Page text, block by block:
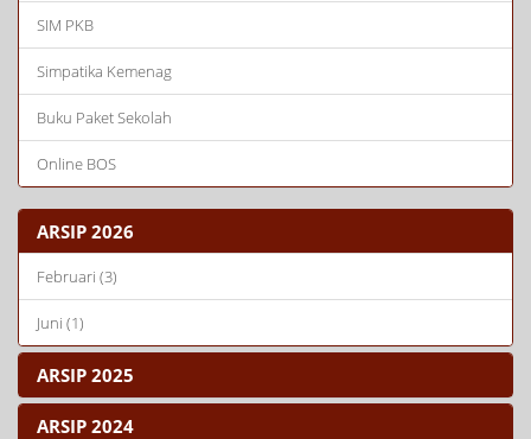
SIM PKB
Simpatika Kemenag
Buku Paket Sekolah
Online BOS
ARSIP 2026
Februari (3)
Juni (1)
ARSIP 2025
ARSIP 2024